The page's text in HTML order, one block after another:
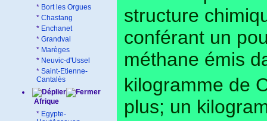
* Bort les Orgues
* Chastang
* Enchanet
* Grandval
* Marèges
* Neuvic-d'Ussel
* Saint-Etienne-
Cantalès
Afrique
* Egypte-
structure
conférant un
méthane émis
kilogramme de
plus; un